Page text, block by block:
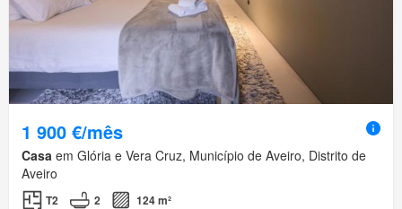
1 900 €/mês
Casa em Glória e Vera Cruz, Município de Aveiro, Distrito de
Aveiro
T2 2 124 m²